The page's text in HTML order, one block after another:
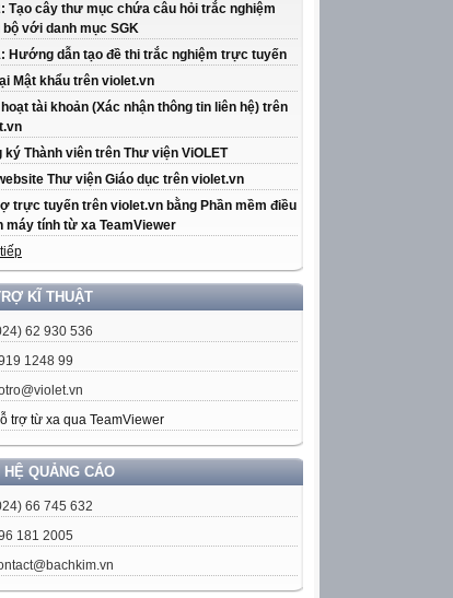
Tạo cây thư mục chứa câu hỏi trắc nghiệm
bộ với danh mục SGK
Hướng dẫn tạo đề thi trắc nghiệm trực tuyến
Mật khẩu trên violet.vn
tài khoản (Xác nhận thông tin liên hệ) trên
ký Thành viên trên Thư viện ViOLET
Thư viện Giáo dục trên violet.vn
trực tuyến trên violet.vn bằng Phần mềm điều
máy tính từ xa TeamViewer
KĨ THUẬT
62 930 536
1248 99
trợ từ xa qua TeamViewer
HỆ QUẢNG CÁO
66 745 632
181 2005